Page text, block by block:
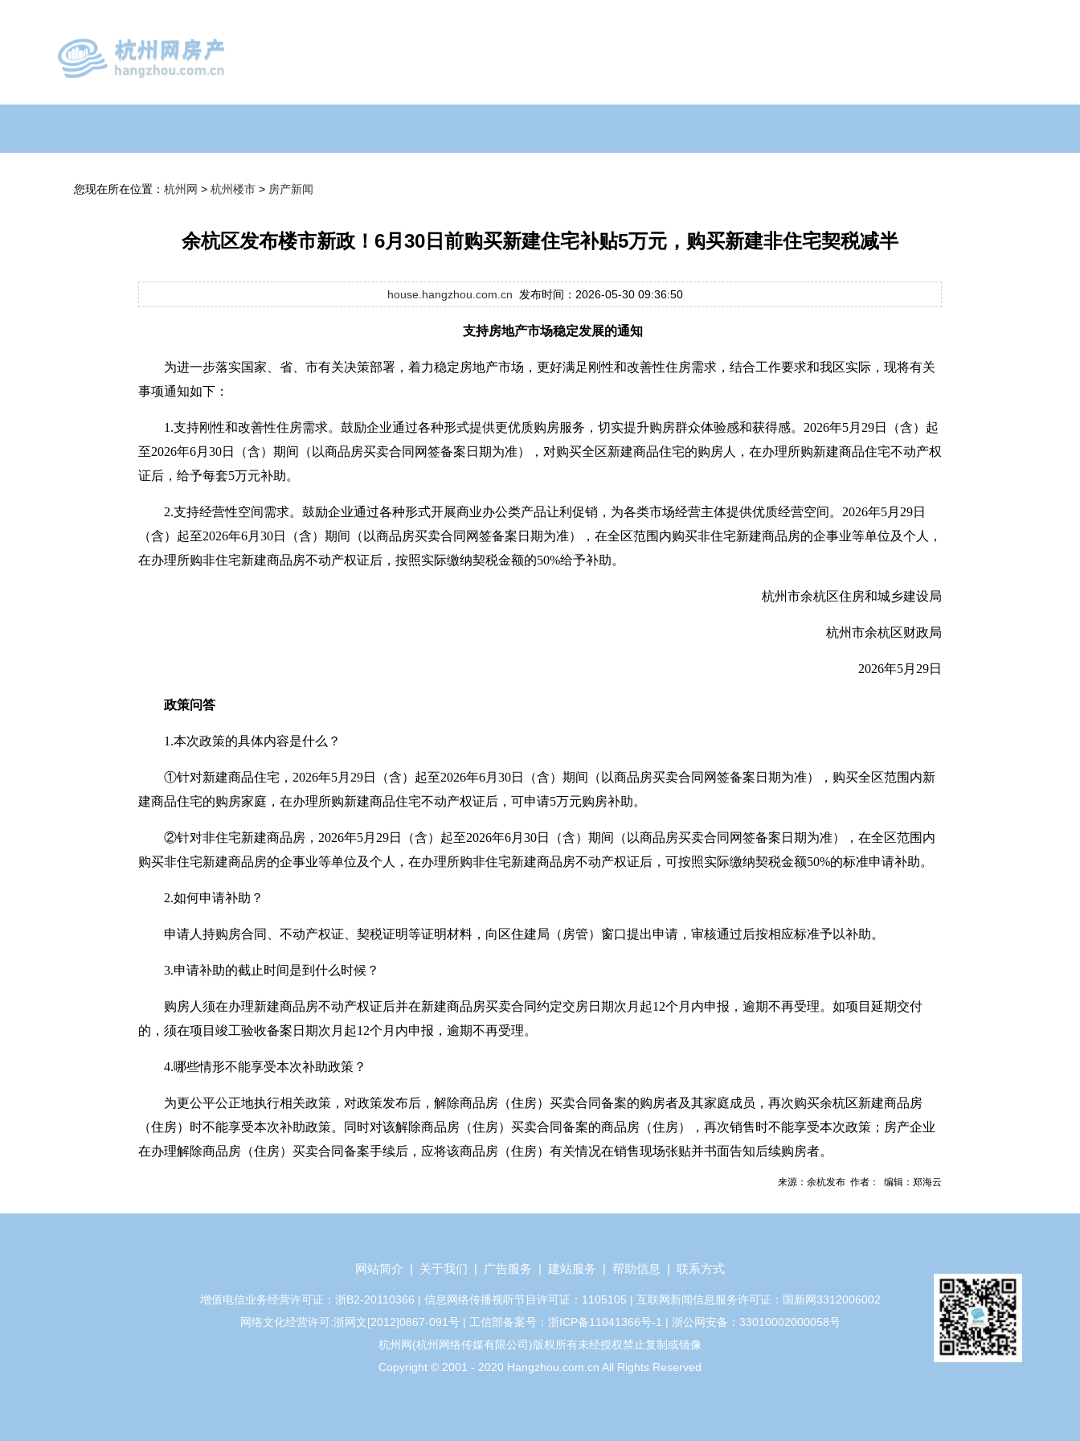
您现在所在位置： 杭州网 > 杭州楼市 > 房产新闻
余杭区发布楼市新政！6月30日前购买新建住宅补贴5万元，购买新建非住宅契税减半
house.hangzhou.com.cn 发布时间：2026-05-30 09:36:50
支持房地产市场稳定发展的通知
为进一步落实国家、省、市有关决策部署，着力稳定房地产市场，更好满足刚性和改善性住房需求，结合工作要求和我区实际，现将有关
事项通知如下：
1.支持刚性和改善性住房需求。鼓励企业通过各种形式提供更优质购房服务，切实提升购房群众体验感和获得感。2026年5月29日（含）起
至2026年6月30日（含）期间（以商品房买卖合同网签备案日期为准），对购买全区新建商品住宅的购房人，在办理所购新建商品住宅不动产权
证后，给予每套5万元补助。
2.支持经营性空间需求。鼓励企业通过各种形式开展商业办公类产品让利促销，为各类市场经营主体提供优质经营空间。2026年5月29日
（含）起至2026年6月30日（含）期间（以商品房买卖合同网签备案日期为准），在全区范围内购买非住宅新建商品房的企事业等单位及个人，
在办理所购非住宅新建商品房不动产权证后，按照实际缴纳契税金额的50%给予补助。
杭州市余杭区住房和城乡建设局
杭州市余杭区财政局
2026年5月29日
政策问答
1.本次政策的具体内容是什么？
①针对新建商品住宅，2026年5月29日（含）起至2026年6月30日（含）期间（以商品房买卖合同网签备案日期为准），购买全区范围内新
建商品住宅的购房家庭，在办理所购新建商品住宅不动产权证后，可申请5万元购房补助。
②针对非住宅新建商品房，2026年5月29日（含）起至2026年6月30日（含）期间（以商品房买卖合同网签备案日期为准），在全区范围内
购买非住宅新建商品房的企事业等单位及个人，在办理所购非住宅新建商品房不动产权证后，可按照实际缴纳契税金额50%的标准申请补助。
2.如何申请补助？
申请人持购房合同、不动产权证、契税证明等证明材料，向区住建局（房管）窗口提出申请，审核通过后按相应标准予以补助。
3.申请补助的截止时间是到什么时候？
购房人须在办理新建商品房不动产权证后并在新建商品房买卖合同约定交房日期次月起12个月内申报，逾期不再受理。如项目延期交付
的，须在项目竣工验收备案日期次月起12个月内申报，逾期不再受理。
4.哪些情形不能享受本次补助政策？
为更公平公正地执行相关政策，对政策发布后，解除商品房（住房）买卖合同备案的购房者及其家庭成员，再次购买余杭区新建商品房
（住房）时不能享受本次补助政策。同时对该解除商品房（住房）买卖合同备案的商品房（住房），再次销售时不能享受本次政策；房产企业
在办理解除商品房（住房）买卖合同备案手续后，应将该商品房（住房）有关情况在销售现场张贴并书面告知后续购房者。
来源：余杭发布 作者： 编辑：郑海云
网站简介 | 关于我们 | 广告服务 | 建站服务 | 帮助信息 | 联系方式
增值电信业务经营许可证：浙B2-20110366 | 信息网络传播视听节目许可证：1105105 | 互联网新闻信息服务许可证：国新网3312006002
网络文化经营许可:浙网文[2012]0867-091号 | 工信部备案号：浙ICP备11041366号-1 | 浙公网安备：33010002000058号
杭州网(杭州网络传媒有限公司)版权所有未经授权禁止复制或镜像
Copyright © 2001 - 2020 Hangzhou.com.cn All Rights Reserved